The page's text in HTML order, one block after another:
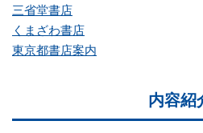
三省堂書店
くまざわ書店
東京都書店案内
内容紹